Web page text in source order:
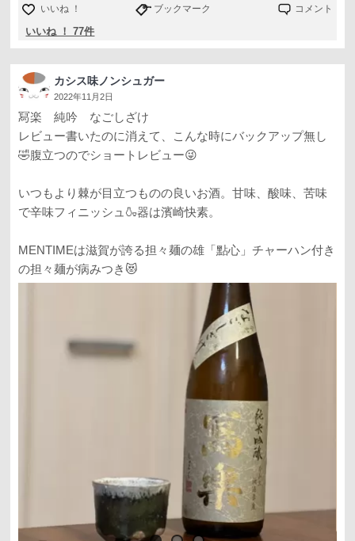
いいね ！ ブックマーク コメント
いいね ！ 77件
カシス味ノンシュガー
2022年11月2日
冩楽 純吟 なごしざけ
レビュー書いたのに消えて、こんな時にバックアップ無し
🤣腹立つのでショートレビュー😜
いつもより棘が目立つものの良いお酒。甘味、酸味、苦味
で辛味フィニッシュ🍶器は濱崎快素。
MENTIMEは滋賀が誇る担々麺の雄「點心」チャーハン付き
の担々麺が病みつき😻